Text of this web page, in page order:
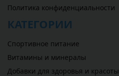
Политика конфиденциальности
КАТЕГОРИИ
Спортивное питание
Витамины и минералы
Добавки для здоровья и красоты